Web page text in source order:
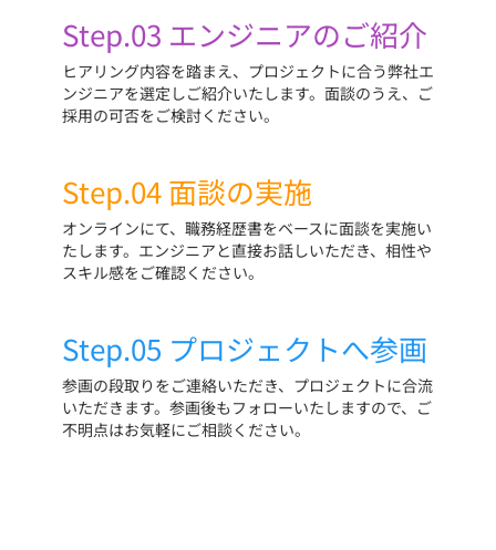
Step.03 エンジニアのご紹介
ヒアリング内容を踏まえ、プロジェクトに合う弊社エ
ンジニアを選定しご紹介いたします。面談のうえ、ご
採用の可否をご検討ください。
Step.04 面談の実施
オンラインにて、職務経歴書をベースに面談を実施い
たします。エンジニアと直接お話しいただき、相性や
スキル感をご確認ください。
Step.05 プロジェクトへ参画
参画の段取りをご連絡いただき、プロジェクトに合流
いただきます。参画後もフォローいたしますので、ご
不明点はお気軽にご相談ください。